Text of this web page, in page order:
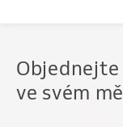
Objednejte
ve svém